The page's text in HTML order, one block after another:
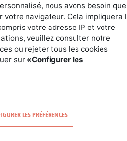
nous avons besoin que
votre navigateur. Cela impliquera
votre adresse IP et votre
veuillez consulter notre
ou rejeter tous les cookies
sur «Configurer les
LES PRÉFÉRENCES